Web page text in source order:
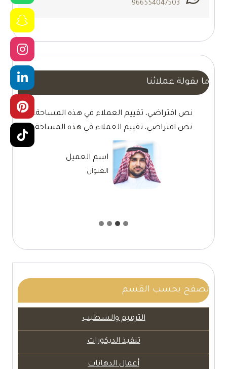
966554047503
ما يقولة عملائنا
نص افتراضي، تقييم العملاء في هذه المساحةـ
نص افتراضي، تقييم العملاء في هذه المساحة
اسم العميل
العنوان
تصفح بحسب القسم
الترميم والشطيب
تنفيذ الديكورات
أعمال الدهانات